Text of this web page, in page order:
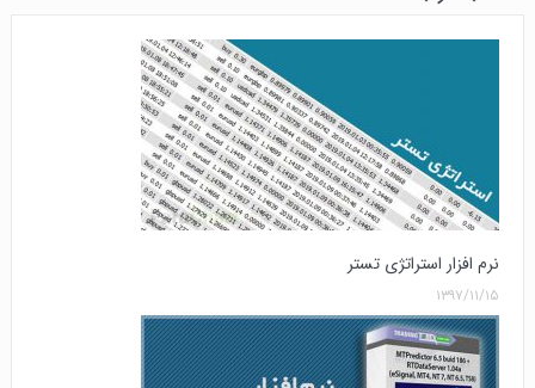
نرم افزار استراتژی تستر
۱۳۹۷/۱۱/۱۵